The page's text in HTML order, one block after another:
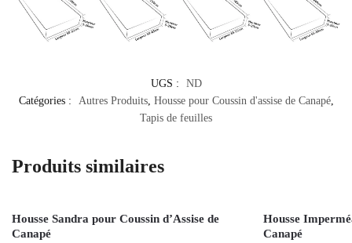
UGS :
ND
Catégories :
Autres Produits, Housse pour Coussin d'assise de Canapé,
Tapis de feuilles
Produits similaires
Housse Sandra pour Coussin d’Assise de
Canapé
Housse
Canapé